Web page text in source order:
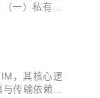
一）私有化
，其核心逻
传输依赖第